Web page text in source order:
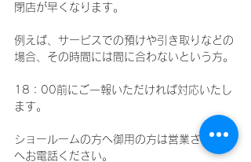
閉店が早くなります。
例えば、サービスでの預けや引き取りなどの
場合、その時間には間に合わないという方。
18：00前にご一報いただければ対応いたし
ます。
ショールームの方へ御用の方は営業さんの方
へお電話ください。